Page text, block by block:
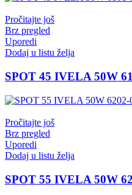
Pročitajte još
Brz pregled
Uporedi
Dodaj u listu želja
SPOT 45 IVELA 50W
Pročitajte još
Brz pregled
Uporedi
Dodaj u listu želja
SPOT 55 IVELA 50W